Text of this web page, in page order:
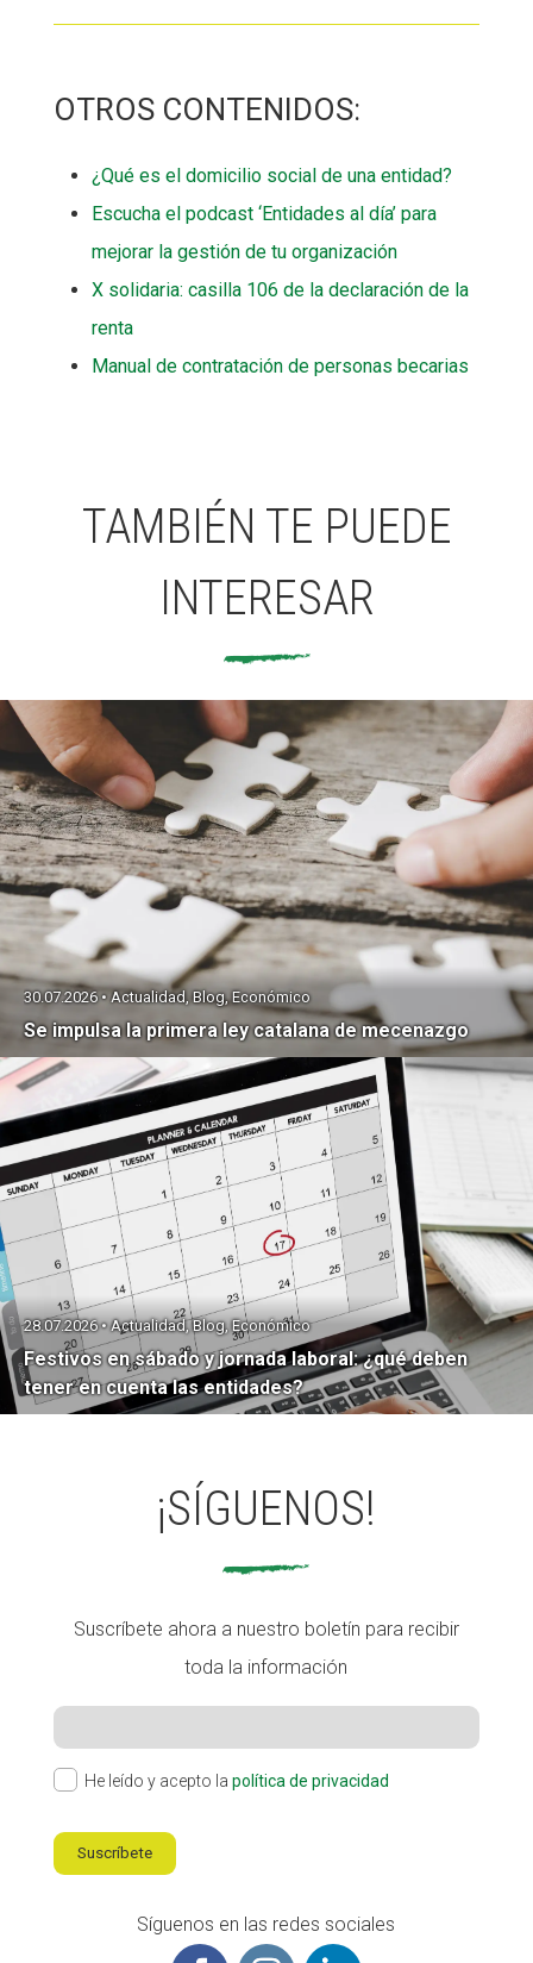
OTROS CONTENIDOS:
¿Qué es el domicilio social de una entidad?
Escucha el podcast ‘Entidades al día’ para
mejorar la gestión de tu organización
X solidaria: casilla 106 de la declaración de la
renta
Manual de contratación de personas becarias
TAMBIÉN TE PUEDE
INTERESAR
Se impulsa la primera ley catalana de mecenazgo
30.07.2026 • Actualidad, Blog, Económico
Festivos en sábado y jornada laboral: ¿qué deben
tener en cuenta las entidades?
28.07.2026 • Actualidad, Blog, Económico
¡SÍGUENOS!
Suscríbete ahora a nuestro boletín para recibir
toda la información
He leído y acepto la política de privacidad
Suscríbete
Síguenos en las redes sociales